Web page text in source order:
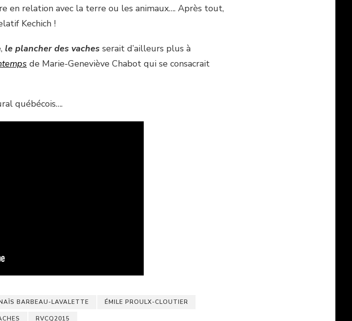
en relation avec la terre ou les animaux…. Après tout,
Kechich !
le plancher des vaches serait d’ailleurs plus à
de Marie-Geneviève Chabot qui se consacrait
québécois….
BARBEAU-LAVALETTE ÉMILE PROULX-CLOUTIER
RVCQ2015